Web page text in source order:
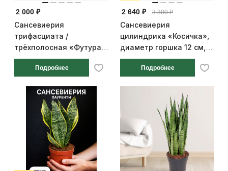
2 000 ₽
Сансевиерия
трифасциата /
трёхполосная «Футура
Суперба», диаметр
горшка 12 см, высота 35
Подробнее
2 640 ₽ 3 300 ₽
Сансевиерия
цилиндрика «Косичка»,
диаметр горшка 12 см,
высота 40 см
Подробнее